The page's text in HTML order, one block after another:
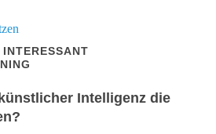
INTERESSANT
Intelligenz die